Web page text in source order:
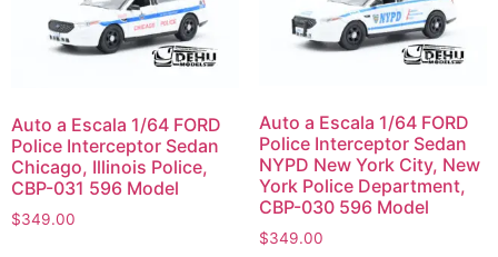
Auto a Escala 1/64 FORD
Police Interceptor Sedan
Chicago, Illinois Police,
CBP-031 596 Model
$349.00
Auto a Escala 1/64 FORD
Police Interceptor Sedan
NYPD New York City, New
York Police Department,
CBP-030 596 Model
$349.00